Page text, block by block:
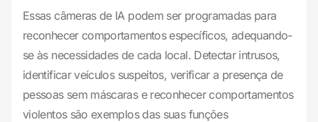
Essas câmeras de IA podem ser programadas para
reconhecer comportamentos específicos, adequando-
se às necessidades de cada local. Detectar intrusos,
identificar veículos suspeitos, verificar a presença de
pessoas sem máscaras e reconhecer comportamentos
violentos são exemplos das suas funções